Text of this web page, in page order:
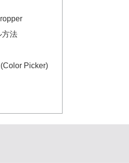
方法
Picker)